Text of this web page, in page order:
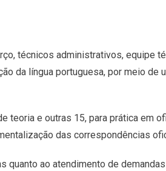
técnicos administrativos, equipe
da língua portuguesa, por meio
teoria e outras 15, para prática
das correspondências
quanto ao atendimento de